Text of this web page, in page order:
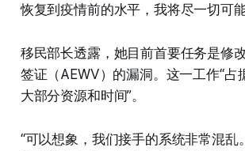
恢复到疫情前的水平，我将尽一切可
移民部长透露，她目前首要任务是修
签证（AEWV）的漏洞。这一工作“占
大部分资源和时间”。
“可以想象，我们接手的系统非常混乱